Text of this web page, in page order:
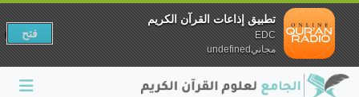
تطبيق إذاعات القرآن الكريم
EDC
مجانيundefined
فتح